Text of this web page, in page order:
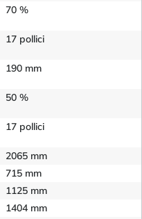
70 %
17 pollici
190 mm
50 %
17 pollici
2065 mm
715 mm
1125 mm
1404 mm